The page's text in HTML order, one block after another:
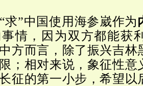
求”中国使用海参崴作为
情，因为双方都能获
方而言，除了振兴吉林
；相对来说，象征性意
征的第一小步，希望以